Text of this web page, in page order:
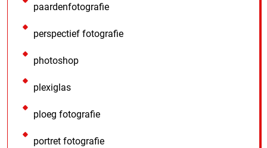
paardenfotografie
perspectief fotografie
photoshop
plexiglas
ploeg fotografie
portret fotografie